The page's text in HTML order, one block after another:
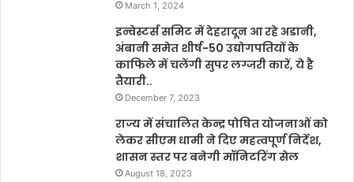
March 1, 2024
इन्वेस्टर्स समिट में देहरादून आ रहे अडानी,
अंबानी समेत शीर्ष-50 उद्योगपतियों के
काफिले में चलेंगी सुपर लग्जरी कारें, ये है
तैयारी..
December 7, 2023
राज्य में संचालित केन्द्र पोषित योजनाओं को
लेकर सीएम धामी ने दिए महत्वपूर्ण निर्देश,
शासन स्तर पर बनेगी मॉनिटरिंग सेल
August 18, 2023